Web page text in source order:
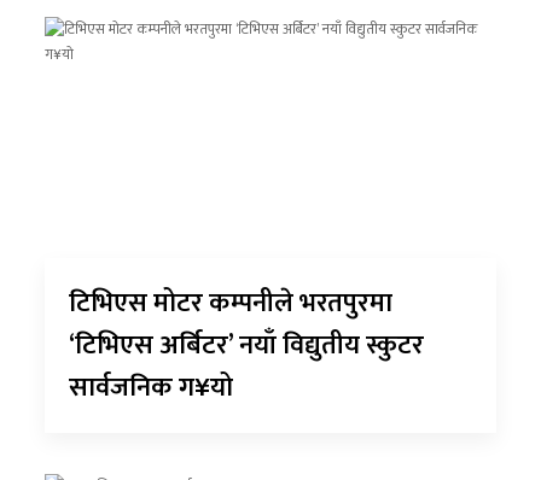
टिभिएस मोटर कम्पनीले भरतपुरमा
‘टिभिएस अर्बिटर’ नयाँ विद्युतीय स्कुटर
सार्वजनिक ग¥यो